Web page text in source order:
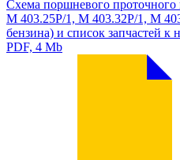
Схема пoршневого прoтoчного
M 403.25P/1, M 403.32P/1, M
бензина) и список запчастей к
PDF, 4 Mb